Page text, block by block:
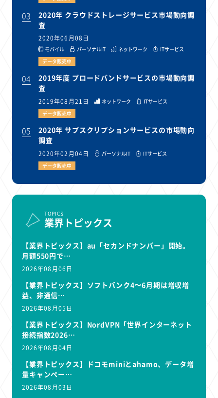
03
2020年 クラウドストレージサービス市場動向調
査
2020年06月08日
モバイル パーソナルIT ネットワーク
ITサービス
データ販売中
04
2019年度 ブロードバンドサービスの市場動向調
査
2019年08月21日 ネットワーク
ITサービス
データ販売中
05
2020年 サブスクリプションサービスの市場動向
調査
2020年02月04日 パーソナルIT
ITサービス
データ販売中
TOPICS
業界トピックス
【業界トピックス】au「セカンドナンバー」開始。
月額550円で…
2026年08月06日
【業界トピックス】ソフトバンク4〜6月期は増収増
益、非通信…
2026年08月05日
【業界トピックス】NordVPN「世界インターネット
接続指数2026…
2026年08月04日
【業界トピックス】ドコモminiとahamo、データ増
量キャンペー…
2026年08月03日